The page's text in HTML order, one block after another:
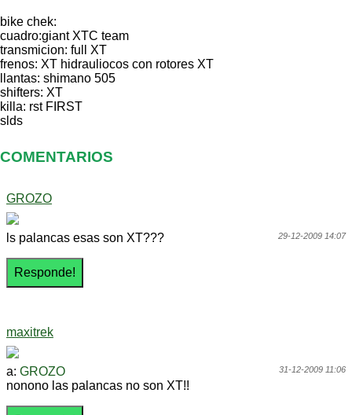
bike chek:
cuadro:giant XTC team
transmicion: full XT
frenos: XT hidrauliocos con rotores XT
llantas: shimano 505
shifters: XT
killa: rst FIRST
slds
COMENTARIOS
GROZO
29-12-2009 14:07
ls palancas esas son XT???
maxitrek
31-12-2009 11:06
a: GROZO
nonono las palancas no son XT!!